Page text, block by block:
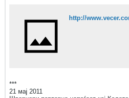
***
21 мај 2011